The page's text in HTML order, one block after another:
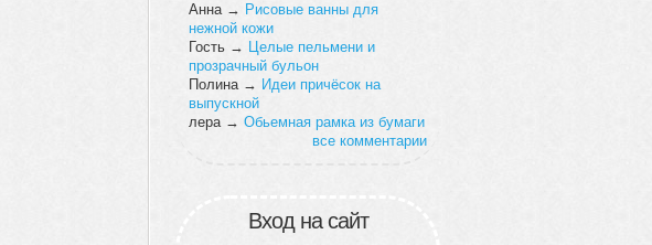
Анна→ Рисовые ванны для
нежной кожи
Гость → Целые пельмени и
прозрачный бульон
Полина→ Идеи причёсок на
выпускной
лера→ Обьемная рамка из бумаги
все комментарии
Вход на сайт